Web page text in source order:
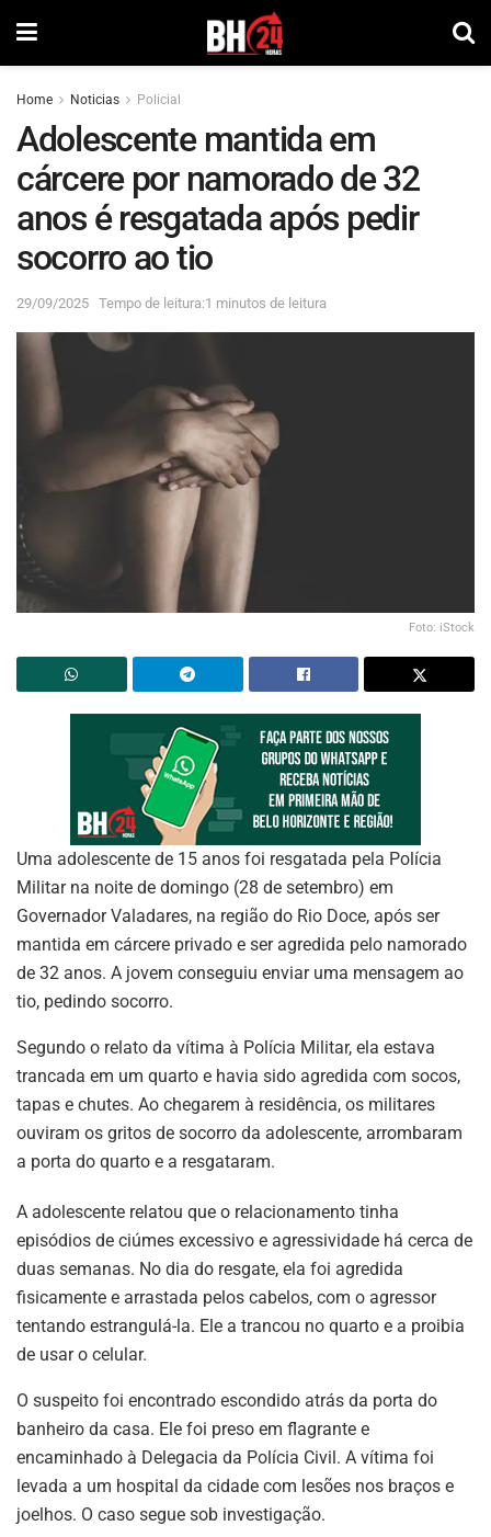
Home Noticias Policial
Adolescente mantida em
cárcere por namorado de 32
anos é resgatada após pedir
socorro ao tio
29/09/2025 Tempo de leitura:1 minutos de leitura
Foto: iStock
Uma adolescente de 15 anos foi resgatada pela Polícia
Militar na noite de domingo (28 de setembro) em
Governador Valadares, na região do Rio Doce, após ser
mantida em cárcere privado e ser agredida pelo namorado
de 32 anos. A jovem conseguiu enviar uma mensagem ao
tio, pedindo socorro.
Segundo o relato da vítima à Polícia Militar, ela estava
trancada em um quarto e havia sido agredida com socos,
tapas e chutes. Ao chegarem à residência, os militares
ouviram os gritos de socorro da adolescente, arrombaram
a porta do quarto e a resgataram.
A adolescente relatou que o relacionamento tinha
episódios de ciúmes excessivo e agressividade há cerca de
duas semanas. No dia do resgate, ela foi agredida
fisicamente e arrastada pelos cabelos, com o agressor
tentando estrangulá-la. Ele a trancou no quarto e a proibia
de usar o celular.
O suspeito foi encontrado escondido atrás da porta do
banheiro da casa. Ele foi preso em flagrante e
encaminhado à Delegacia da Polícia Civil. A vítima foi
levada a um hospital da cidade com lesões nos braços e
joelhos. O caso segue sob investigação.